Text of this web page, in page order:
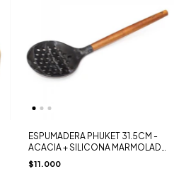
ESPUMADERA PHUKET 31.5CM -
ACACIA + SILICONA MARMOLADA
BLACK SAKURA
$11.000